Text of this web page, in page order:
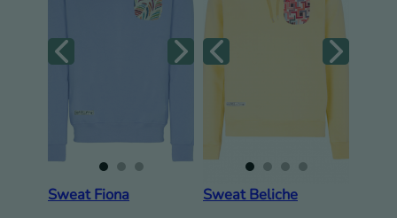
Sweat Fiona Sweat Beliche